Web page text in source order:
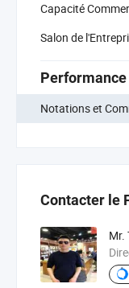
Capacité
Salon de
Notations et
Contacter le
Mr.